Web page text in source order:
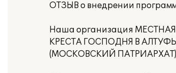
ОТЗЫВ о внедрении
Наша организация
КРЕСТА ГОСПОДНЯ В
(МОСКОВСКИЙ ПАТРИАРХАТ)